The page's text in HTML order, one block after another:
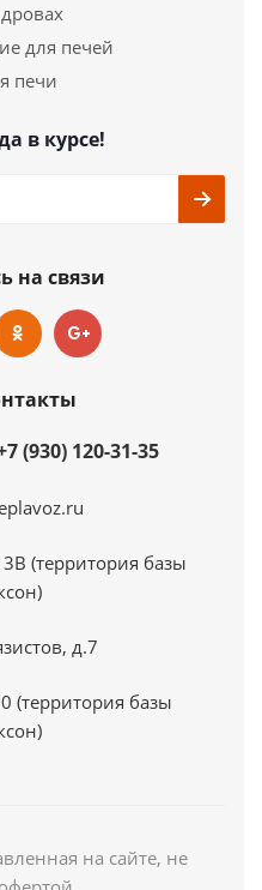
для печей
печи
в курсе!
на связи
(930) 120-31-35
(территория базы
д.7
(территория базы
на сайте, не